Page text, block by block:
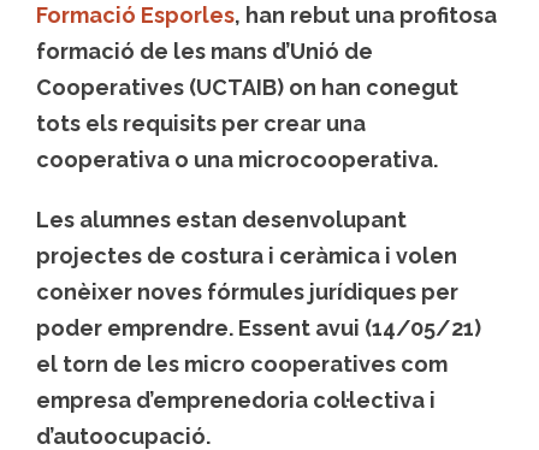
Formació Esporles, han rebut una profitosa
formació de les mans d’Unió de
Cooperatives (UCTAIB) on han conegut
tots els requisits per crear una
cooperativa o una microcooperativa.
Les alumnes estan desenvolupant
projectes de costura i ceràmica i volen
conèixer noves fórmules jurídiques per
poder emprendre. Essent avui (14/05/21)
el torn de les micro cooperatives com
empresa d’emprenedoria col·lectiva i
d’autoocupació.